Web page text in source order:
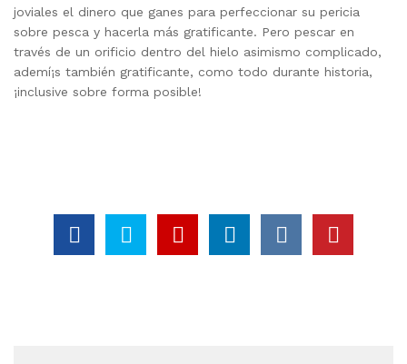
joviales el dinero que ganes para perfeccionar su pericia
sobre pesca y hacerla más gratificante. Pero pescar en
través de un orificio dentro del hielo asimismo complicado,
ademí¡s también gratificante, como todo durante historia,
¡inclusive sobre forma posible!